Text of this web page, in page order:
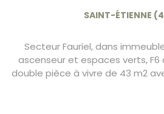
STANDING,
SAINT-ÉTIENNE
Secteur Fauriel, dans
ascenseur et espaces verts,
double pièce à vivre de 43 m2